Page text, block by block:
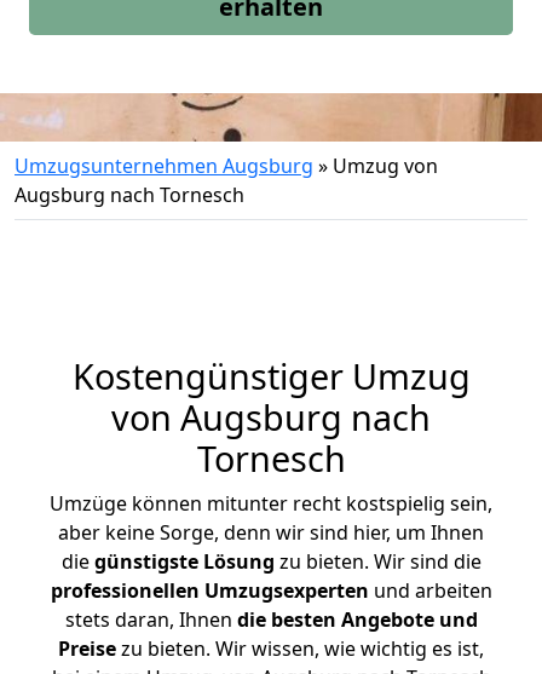
erhalten
Umzugsunternehmen Augsburg » Umzug von
Augsburg nach Tornesch
Kostengünstiger Umzug
von Augsburg nach
Tornesch
Umzüge können mitunter recht kostspielig sein,
aber keine Sorge, denn wir sind hier, um Ihnen
diegünstigste Lösung zu bieten. Wir sind die
professionellen Umzugsexperten und arbeiten
stets daran, Ihnen die besten Angebote und
Preisezu bieten. Wir wissen, wie wichtig es ist,